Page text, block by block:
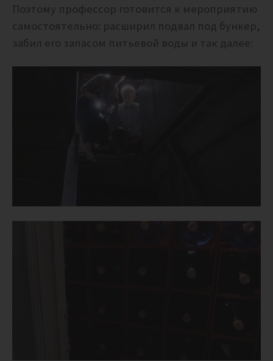
Поэтому профессор готовится к мероприятию
самостоятельно: расширил подвал под бункер,
забил его запасом питьевой воды и так далее: